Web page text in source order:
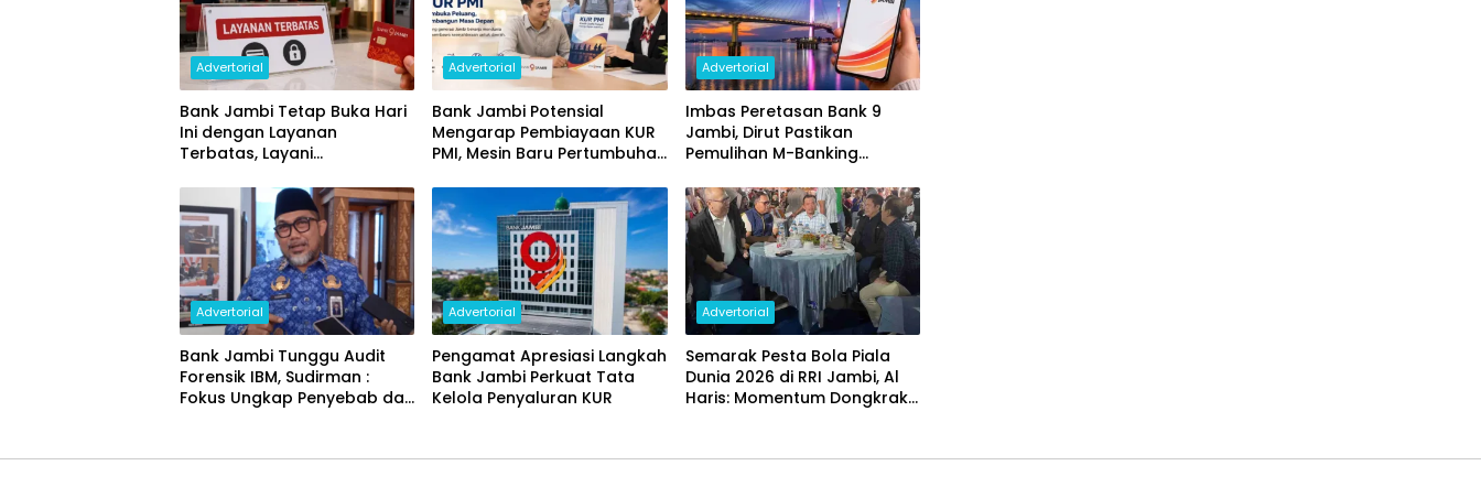
Advertorial
Bank Jambi Tetap Buka Hari
Ini dengan Layanan
Terbatas, Layani
Perubahan PIN
Advertorial
Bank Jambi Potensial
Mengarap Pembiayaan KUR
PMI, Mesin Baru Pertumbuhan
Advertorial
Imbas Peretasan Bank 9
Jambi, Dirut Pastikan
Pemulihan M-Banking
Advertorial
Bank Jambi Tunggu Audit
Forensik IBM, Sudirman :
Fokus Ungkap Penyebab dan
Advertorial
Pengamat Apresiasi Langkah
Bank Jambi Perkuat Tata
Kelola Penyaluran KUR
Advertorial
Semarak Pesta Bola Piala
Dunia 2026 di RRI Jambi, Al
Haris: Momentum Dongkrak